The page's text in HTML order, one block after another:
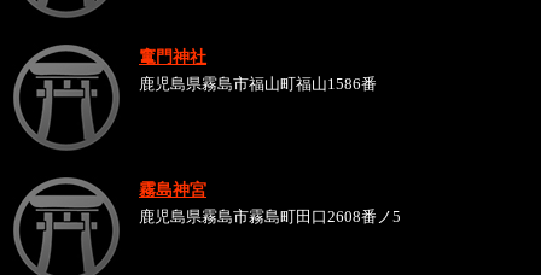
竃門神社
鹿児島県霧島市福山町福山1586番
霧島神宮
鹿児島県霧島市霧島町田口2608番ノ5